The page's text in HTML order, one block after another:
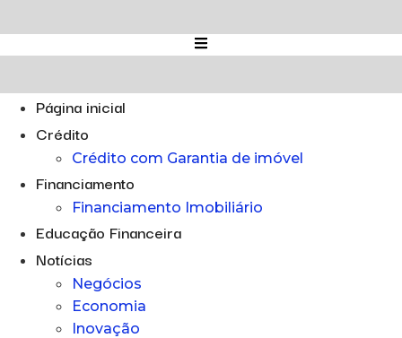
para
o
Página inicial
Crédito
Crédito com Garantia de imóvel
Financiamento
Financiamento Imobiliário
Educação Financeira
Notícias
Negócios
Economia
Inovação